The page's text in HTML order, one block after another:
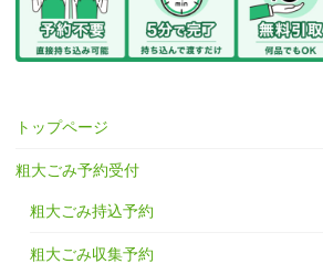
トップページ
粗大ごみ予約受付
粗大ごみ持込予約
粗大ごみ収集予約